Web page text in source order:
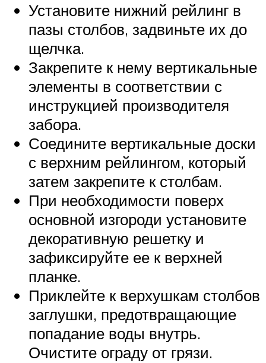
Установите нижний рейлинг в
пазы столбов, задвиньте их до
щелчка.
Закрепите к нему вертикальные
элементы в соответствии с
инструкцией производителя
забора.
Соедините вертикальные доски
с верхним рейлингом, который
затем закрепите к столбам.
При необходимости поверх
основной изгороди установите
декоративную решетку и
зафиксируйте ее к верхней
планке.
Приклейте к верхушкам столбов
заглушки, предотвращающие
попадание воды внутрь.
Очистите ограду от грязи.